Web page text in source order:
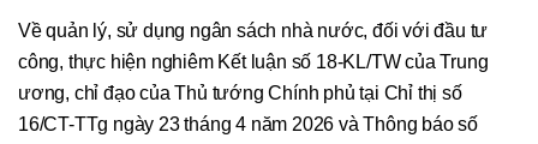
Về quản lý, sử dụng ngân sách nhà nước, đối với đầu tư
công, thực hiện nghiêm Kết luận số 18-KL/TW của Trung
ương, chỉ đạo của Thủ tướng Chính phủ tại Chỉ thị số
16/CT-TTg ngày 23 tháng 4 năm 2026 và Thông báo số